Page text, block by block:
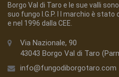
Borgo Val di Taro e le sue valli
suo fungo I.G.P. I l marchio è
e nel 1996 dalla CEE.
Via Nazionale, 90
43043 Borgo Val di Taro
info@fungodiborgotaro.com